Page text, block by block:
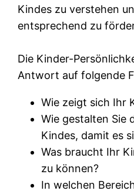
Kindes zu verstehen
entsprechend zu
Die Kinder-
Antwort auf folgende
Wie zeigt sich Ihr
Wie gestalten Sie
Kindes, damit es
Was braucht Ihr
zu können?
In welchen